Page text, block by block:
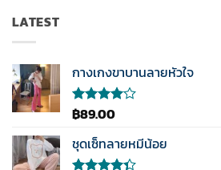
LATEST
กางเกงขาบานลายหัวใจ
ให้
4.00
ตั้งแต่ 1-
5
฿89.00
ชุดเซ็ทลายหมีน้อย